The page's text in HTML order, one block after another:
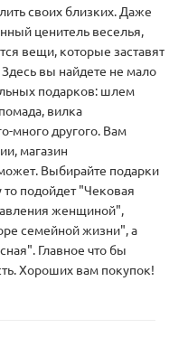
своих близких. Даже
ценитель веселья,
вещи, которые заставят
Здесь вы найдете не мало
подарков: шлем
вилка
много другого. Вам
магазин
Выбирайте подарки
подойдет "Чековая
женщиной",
семейной жизни", а
Главное что бы
Хороших вам покупок!